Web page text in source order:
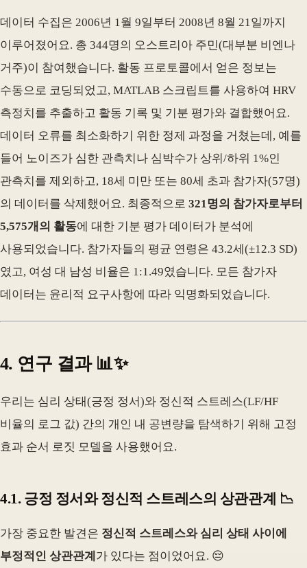
데이터 수집은 2006년 1월 9일부터 2008년 8월 21일까지
이루어졌어요. 총 344명의 오스트리아 주민(대부분 비엔나
거주)이 참여했습니다. 활동 프로토콜에서 얻은 정보는
수동으로 코딩되었고, MATLAB 스크립트를 사용하여 HRV
측정치를 추출하고 활동 기록 및 기분 평가와 결합했어요.
데이터 오류를 최소화하기 위한 정제 과정을 거쳤는데, 예를
들어 노이즈가 심한 관측치나 심박수가 상위/하위 1%인
관측치를 제외하고, 18세 미만 또는 80세 초과 참가자(57명)
의 데이터를 삭제했어요. 최종적으로 321명의 참가자로부터
5,575개의 활동에 대한 기분 평가 데이터가 분석에
사용되었습니다. 참가자들의 평균 연령은 43.2세(±12.3 SD)
였고, 여성 대 남성 비율은 1:1.49였습니다. 모든 참가자
데이터는 윤리적 요구사항에 따라 익명화되었습니다.
4. 연구 결과 📊✨
우리는 심리 상태(긍정 정서)와 정신적 스트레스(LF/HF
비율의 로그 값) 간의 개인 내 공변량을 탐색하기 위해 고정
효과 순서 로짓 모델을 사용했어요.
4.1. 긍정 정서와 정신적 스트레스의 상관관계 📉
가장 중요한 발견은 정신적 스트레스와 심리 상태 사이에
부정적인 상관관계 가 있다는 점이었어요. 😔